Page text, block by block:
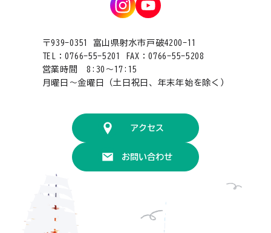
〒939-0351 富山県射水市戸破4200-11
TEL：0766-55-5201 FAX：0766-55-5208
営業時間 8:30〜17:15
月曜日〜金曜日（土日祝日、年末年始を除く）
アクセス
お問い合わせ